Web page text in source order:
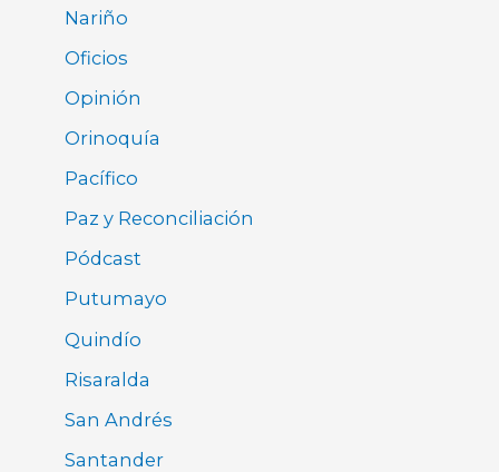
Nariño
Oficios
Opinión
Orinoquía
Pacífico
Paz y Reconciliación
Pódcast
Putumayo
Quindío
Risaralda
San Andrés
Santander